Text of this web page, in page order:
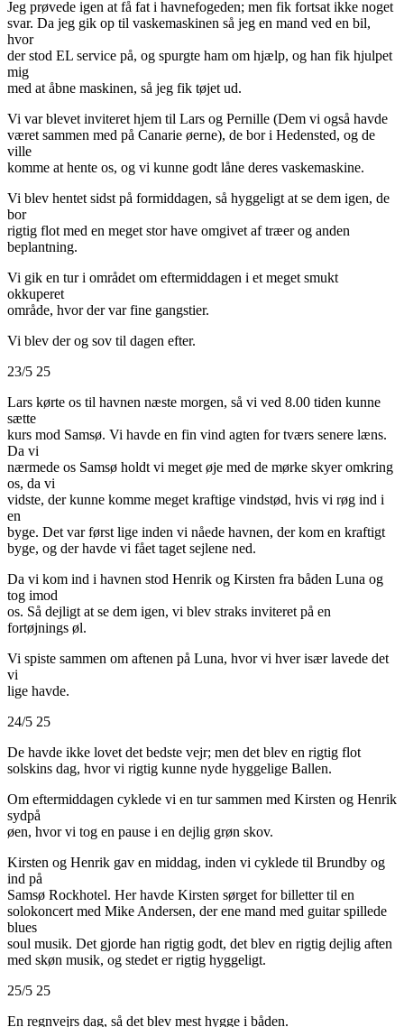
Jeg prøvede igen at få fat i havnefogeden; men fik fortsat ikke noget
svar. Da jeg gik op til vaskemaskinen så jeg en mand ved en bil,
hvor
der stod EL service på, og spurgte ham om hjælp, og han fik hjulpet
mig
med at åbne maskinen, så jeg fik tøjet ud.
Vi var blevet inviteret hjem til Lars og Pernille (Dem vi også havde
været sammen med på Canarie øerne), de bor i Hedensted, og de
ville
komme at hente os, og vi kunne godt låne deres vaskemaskine.
Vi blev hentet sidst på formiddagen, så hyggeligt at se dem igen, de
bor
rigtig flot med en meget stor have omgivet af træer og anden
beplantning.
Vi gik en tur i området om eftermiddagen i et meget smukt
okkuperet
område, hvor der var fine gangstier.
Vi blev der og sov til dagen efter.
23/5 25
Lars kørte os til havnen næste morgen, så vi ved 8.00 tiden kunne
sætte
kurs mod Samsø. Vi havde en fin vind agten for tværs senere læns.
Da vi
nærmede os Samsø holdt vi meget øje med de mørke skyer omkring
os, da vi
vidste, der kunne komme meget kraftige vindstød, hvis vi røg ind i
en
byge. Det var først lige inden vi nåede havnen, der kom en kraftigt
byge, og der havde vi fået taget sejlene ned.
Da vi kom ind i havnen stod Henrik og Kirsten fra båden Luna og
tog imod
os. Så dejligt at se dem igen, vi blev straks inviteret på en
fortøjnings øl.
Vi spiste sammen om aftenen på Luna, hvor vi hver især lavede det
vi
lige havde.
24/5 25
De havde ikke lovet det bedste vejr; men det blev en rigtig flot
solskins dag, hvor vi rigtig kunne nyde hyggelige Ballen.
Om eftermiddagen cyklede vi en tur sammen med Kirsten og Henrik
sydpå
øen, hvor vi tog en pause i en dejlig grøn skov.
Kirsten og Henrik gav en middag, inden vi cyklede til Brundby og
ind på
Samsø Rockhotel. Her havde Kirsten sørget for billetter til en
solokoncert med Mike Andersen, der ene mand med guitar spillede
blues
soul musik. Det gjorde han rigtig godt, det blev en rigtig dejlig aften
med skøn musik, og stedet er rigtig hyggeligt.
25/5 25
En regnvejrs dag, så det blev mest hygge i båden.